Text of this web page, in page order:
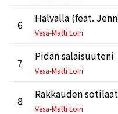
6
Vesa-Matti Loiri
7 Pidän salaisuuteni
Vesa-Matti Loiri
8 Rakkauden sotilaat
Vesa-Matti Loiri